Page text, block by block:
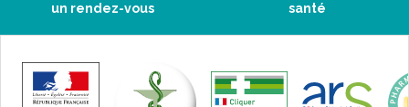
un rendez-vous
santé